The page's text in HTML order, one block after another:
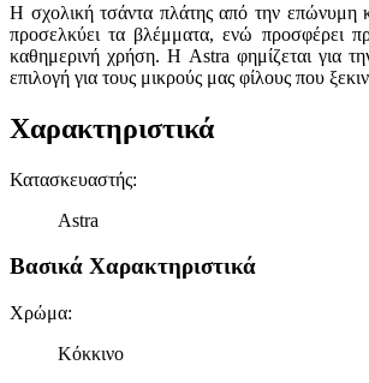
Η σχολική τσάντα πλάτης από την επώνυμη
προσελκύει τα βλέμματα, ενώ προσφέρει
καθημερινή χρήση. Η Astra φημίζεται για
επιλογή για τους μικρούς μας φίλους που
Χαρακτηριστικά
Κατασκευαστής:
Astra
Βασικά Χαρακτηριστικά
Χρώμα:
Κόκκινο